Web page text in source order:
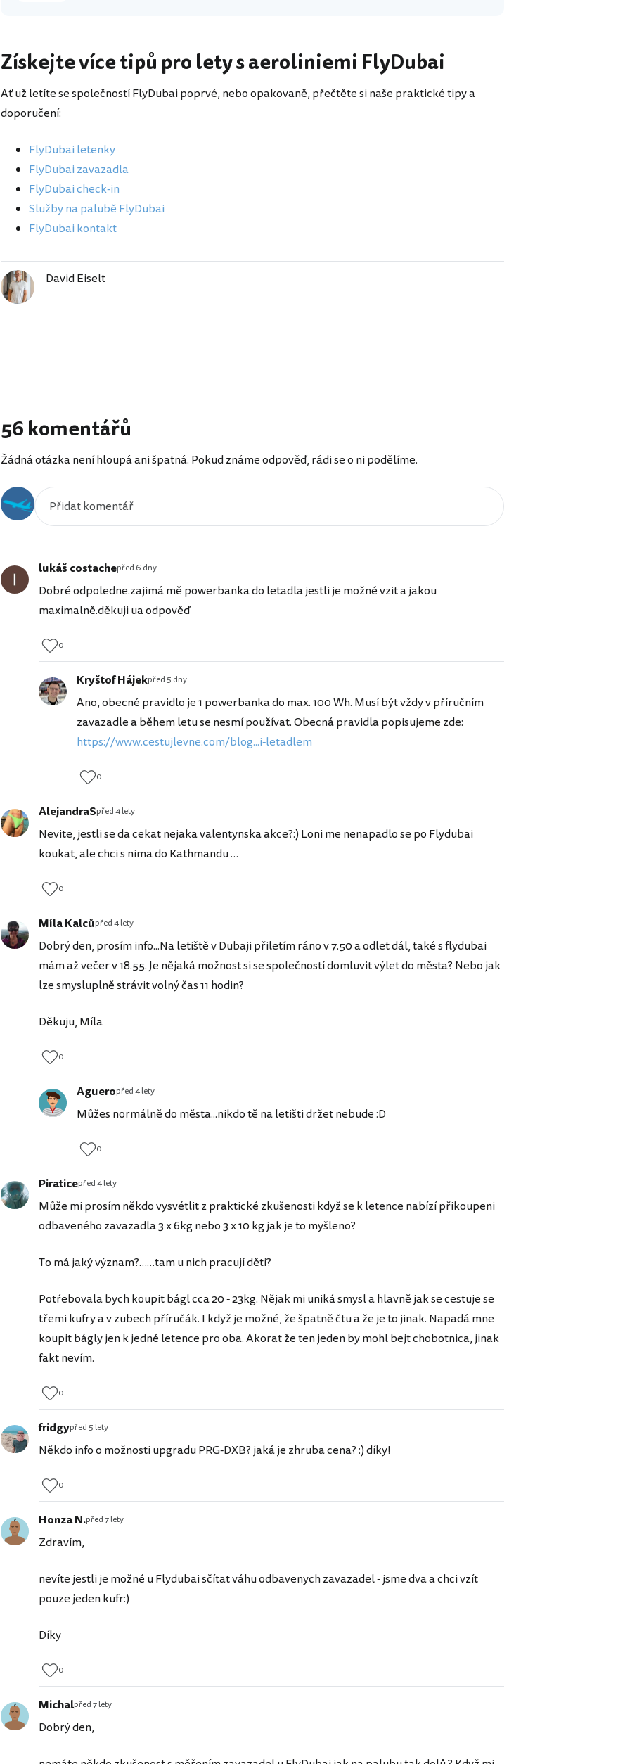
Získejte více tipů pro lety s aeroliniemi FlyDubai
Ať už letíte se společností FlyDubai poprvé, nebo opakovaně, přečtěte si naše praktické tipy a
doporučení:
FlyDubai letenky
FlyDubai zavazadla
FlyDubai check-in
Služby na palubě FlyDubai
FlyDubai kontakt
David Eiselt
56 komentářů
Žádná otázka není hloupá ani špatná. Pokud známe odpověď, rádi se o ni podělíme.
lukáš costachepřed 6 dny
Dobré odpoledne.zajimá mě powerbanka do letadla jestli je možné vzit a jakou
maximalně.děkuji ua odpověď
0
Kryštof Hájekpřed 5 dny
Ano, obecné pravidlo je 1 powerbanka do max. 100 Wh. Musí být vždy v příručním
zavazadle a během letu se nesmí používat. Obecná pravidla popisujeme zde:
https://www.cestujlevne.com/blog...i-letadlem
0
AlejandraSpřed 4 lety
Nevite, jestli se da cekat nejaka valentynska akce?:) Loni me nenapadlo se po Flydubai
koukat, ale chci s nima do Kathmandu …
0
Míla Kalcůpřed 4 lety
Dobrý den, prosím info...Na letiště v Dubaji přiletím ráno v 7.50 a odlet dál, také s flydubai
mám až večer v 18.55. Je nějaká možnost si se společností domluvit výlet do města? Nebo jak
lze smysluplně strávit volný čas 11 hodin?
Děkuju, Míla
0
Agueropřed 4 lety
Můžes normálně do města...nikdo tě na letišti držet nebude :D
0
Piraticepřed 4 lety
Může mi prosím někdo vysvétlit z praktické zkušenosti když se k letence nabízí přikoupeni
odbaveného zavazadla 3 x 6kg nebo 3 x 10 kg jak je to myšleno?
To má jaký význam?……tam u nich pracují děti?
Potŕebovala bych koupit bágl cca 20 - 23kg. Nějak mi uniká smysl a hlavně jak se cestuje se
třemi kufry a v zubech příručák. I když je možné, že špatně čtu a že je to jinak. Napadá mne
koupit bágly jen k jedné letence pro oba. Akorat že ten jeden by mohl bejt chobotnica, jinak
fakt nevím.
0
fridgypřed 5 lety
Někdo info o možnosti upgradu PRG-DXB? jaká je zhruba cena? :) díky!
0
Honza N.před 7 lety
Zdravím,
nevíte jestli je možné u Flydubai sčítat váhu odbavenych zavazadel - jsme dva a chci vzít
pouze jeden kufr:)
Díky
0
Michalpřed 7 lety
Dobrý den,